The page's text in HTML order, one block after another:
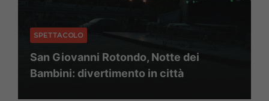
SPETTACOLO
San Giovanni Rotondo, Notte dei
Bambini: divertimento in città